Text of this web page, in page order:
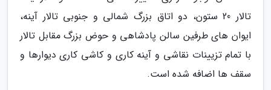
تالار 20 ستون، دو اتاق بزرگ شمالی و جنوبی تالار آینه،
ایوان های طرفین سالن پادشاهی و حوض بزرگ مقابل تالار
با تمام تزیینات نقاشی و آینه کاری و کاشی کاری دیوارها و
سقف ها اضافه شده است.